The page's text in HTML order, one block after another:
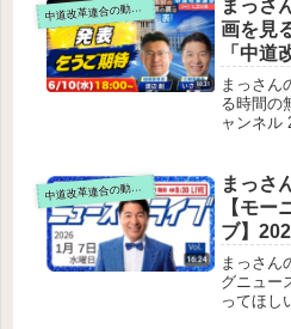
野ゆり
ょうた
徹底討論
原しょう
雑談・
3人が政
反田まり
中原しょ
る3人の
しょうた
の悩み：
りこま
心最後の
中道改革連合の動画をテキスト要約
まっさ
画を見
「中道
2026年
は表
イブ配
まっさん
る時間の
ャンネル
渡辺創組
長
中道改革連合の動画をテキスト要約
まっさ
【モー
ブ】
い今日
さ進一
・ ニュ
まっさん
グニュー
ってほし